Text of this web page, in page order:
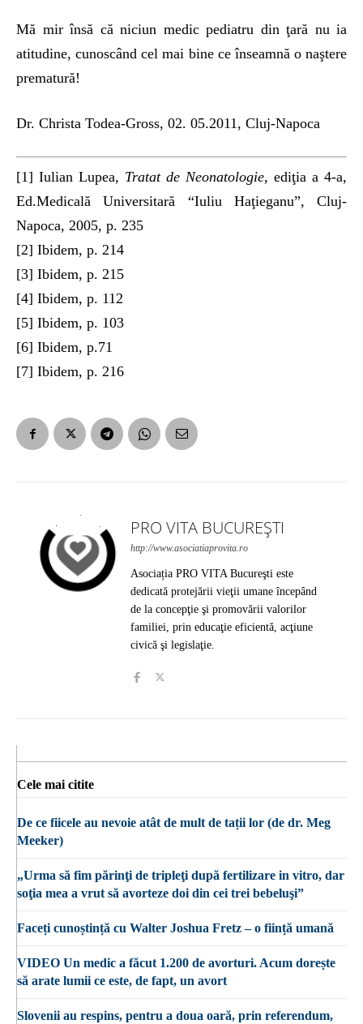
Mă mir însă că niciun medic pediatru din ţară nu ia
atitudine, cunoscând cel mai bine ce înseamnă o naştere
prematură!
Dr. Christa Todea-Gross, 02. 05.2011, Cluj-Napoca
[1] Iulian Lupea, Tratat de Neonatologie, ediţia a 4-a,
Ed.Medicală Universitară “Iuliu Haţieganu”, Cluj-
Napoca, 2005, p. 235
[2] Ibidem, p. 214
[3] Ibidem, p. 215
[4] Ibidem, p. 112
[5] Ibidem, p. 103
[6] Ibidem, p.71
[7] Ibidem, p. 216
PRO VITA BUCUREȘTI
http://www.asociatiaprovita.ro
Asociația PRO VITA Bucureşti este
dedicată protejării vieţii umane începând
de la concepţie şi promovării valorilor
familiei, prin educaţie eficientă, acţiune
civică şi legislaţie.
Cele mai citite
De ce fiicele au nevoie atât de mult de tații lor (de dr. Meg
Meeker)
„Urma să fim părinţi de tripleţi după fertilizare in vitro, dar
soţia mea a vrut să avorteze doi din cei trei bebeluşi”
Faceți cunoștință cu Walter Joshua Fretz – o ființă umană
VIDEO Un medic a făcut 1.200 de avorturi. Acum dorește
să arate lumii ce este, de fapt, un avort
Slovenii au respins, pentru a doua oară, prin referendum,